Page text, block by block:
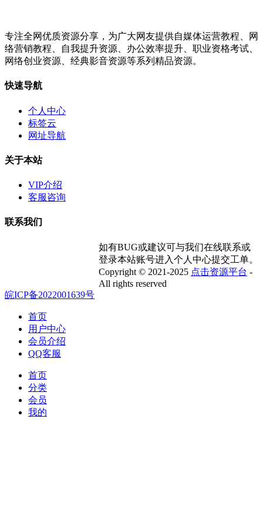
专注全网优质资源分享，为广大网友提供自媒体运营教程、网
络营销教程、自我提升资源、办公效率提升、职业资格考试、
网络创业资源、经典影音资源等系列精品资源。
快速导航
个人中心
标签云
网址导航
关于本站
VIP介绍
客服咨询
联系我们
如有BUG或建议可与我们在线联系或
登录本站账号进入个人中心提交工单。
Copyright © 2021-2025 点击资源平台 -
All rights reserved
皖ICP备2022001639号
首页
用户中心
会员介绍
QQ客服
首页
分类
会员
我的